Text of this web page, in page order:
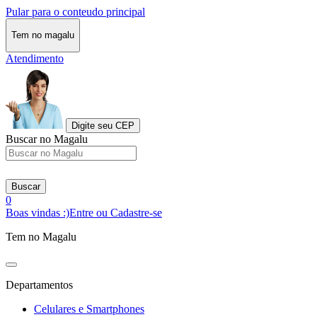
Pular para o conteudo principal
Tem no magalu
Atendimento
Digite seu CEP
Buscar no Magalu
Buscar
0
Boas vindas :)Entre ou Cadastre-se
Tem no Magalu
Departamentos
Celulares e Smartphones